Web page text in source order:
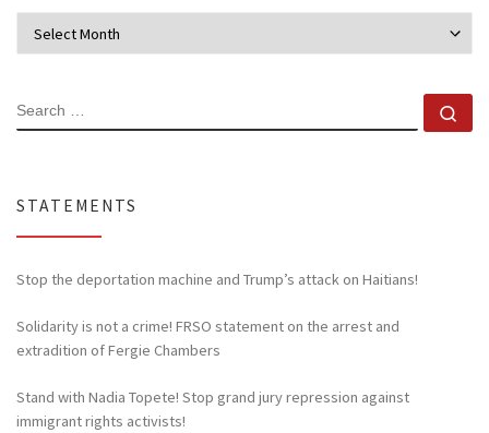
SEARCH
STATEMENTS
Stop the deportation machine and Trump’s attack on Haitians!
Solidarity is not a crime! FRSO statement on the arrest and
extradition of Fergie Chambers
Stand with Nadia Topete! Stop grand jury repression against
immigrant rights activists!